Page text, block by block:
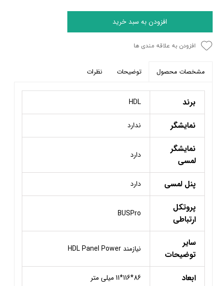
افزودن به سبد خرید
افزودن به علاقه مندی ها
مشخصات محصول توضیحات نظرات
برند HDL
نمایشگر ندارد
نمایشگر
لمسی
دارد
پنل لمسی دارد
پروتکل
ارتباطی
BUSPro
سایر
توضیحات
نیازمند HDL Panel Power
ابعاد 86*116*11 میلی متر